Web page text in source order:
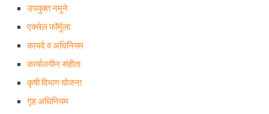
उपयुक्त नमुने
एक्सेल फॉर्मुला
कायदे व अधिनियम
कार्यालयीन संहीता
कृषी विभाग योजना
गृह अधिनियम